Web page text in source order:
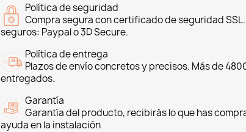
Política de seguridad
Compra segura con certificado de seguridad
seguros: Paypal o 3D Secure.
Política de entrega
Plazos de envío concretos y precisos. Más de
entregados.
Garantía
Garantía del producto, recibirás lo que has
ayuda en la instalación